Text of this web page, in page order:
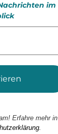
im
Erfahre mehr in